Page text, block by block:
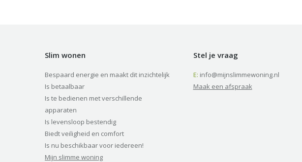
Slim wonen
Bespaard energie en maakt dit inzichtelijk
Is betaalbaar
Is te bedienen met verschillende
apparaten
Is levensloop bestendig
Biedt veiligheid en comfort
Is nu beschikbaar voor iedereen!
Mijn slimme woning
Stel je vraag
E: info@mijnslimmewoning.nl
Maak een afspraak